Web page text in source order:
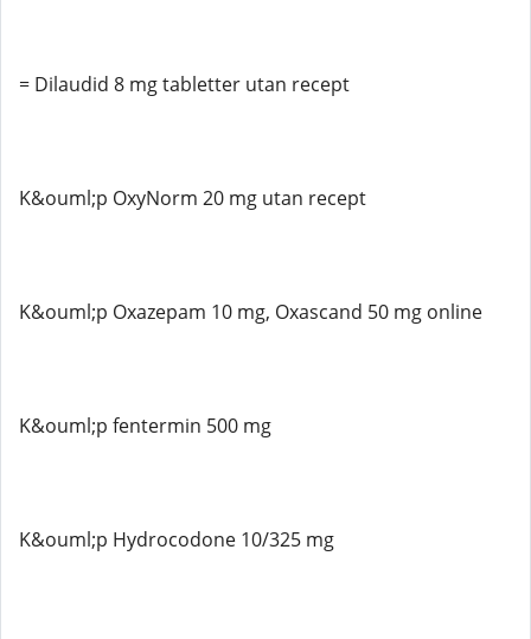
= Dilaudid 8 mg tabletter utan recept
K&ouml;p OxyNorm 20 mg utan recept
K&ouml;p Oxazepam 10 mg, Oxascand 50 mg online
K&ouml;p fentermin 500 mg
K&ouml;p Hydrocodone 10/325 mg